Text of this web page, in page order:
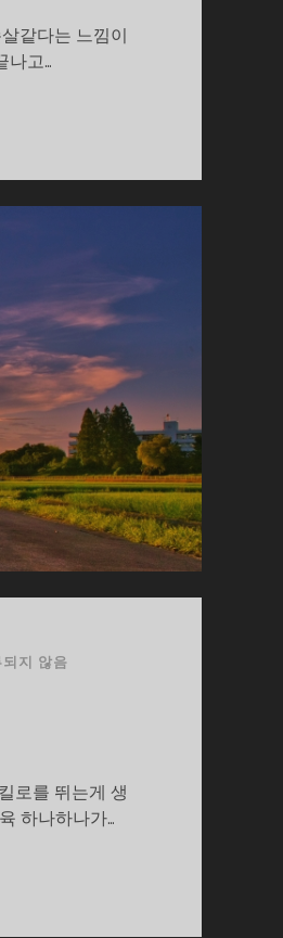
같다는 느낌이
나고…
되지 않음
로를 뛰는게 생
하나하나가…